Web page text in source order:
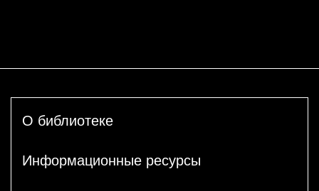
О библиотеке
Информационные ресурсы